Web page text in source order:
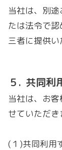
当社は、別
たは法令で
三者に提供い
５ . 共同利
当社は、お
せていただき
(１)共同利用